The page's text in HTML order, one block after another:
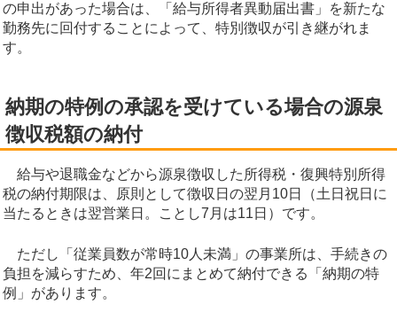
の申出があった場合は、「給与所得者異動届出書」を新たな
勤務先に回付することによって、特別徴収が引き継がれま
す。
納期の特例の承認を受けている場合の源泉
徴収税額の納付
給与や退職金などから源泉徴収した所得税・復興特別所得
税の納付期限は、原則として徴収日の翌月10日（土日祝日に
当たるときは翌営業日。ことし7月は11日）です。
ただし「従業員数が常時10人未満」の事業所は、手続きの
負担を減らすため、年2回にまとめて納付できる「納期の特
例」があります。